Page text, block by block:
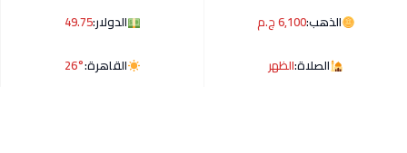
الذهب:6,100 ج.م الدولار:49.75
الصلاة:الظهر القاهرة:26°